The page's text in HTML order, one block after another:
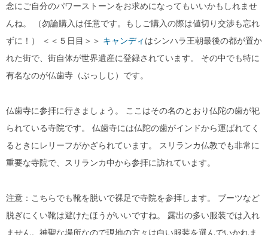
念にご自分のパワーストーンをお求めになってもいいかもしれませ
んね。 （勿論購入は任意です。もしご購入の際は値切り交渉も忘れ
ずに！） ＜＜５日目＞＞ キャンディ はシンハラ王朝最後の都が置か
れた街で、街自体が世界遺産に登録されています。 その中でも特に
有名なのが仏歯寺（ぶっしじ）です。
仏歯寺に参拝に行きましょう。 ここはその名のとおり仏陀の歯が祀
られている寺院です。 仏歯寺には仏陀の歯がインドから運ばれてく
るときにレリーフがかざられています。 スリランカ仏教でも非常に
重要な寺院で、スリランカ中から参拝に訪れています。
注意：こちらでも靴を脱いで裸足で寺院を参拝します。 ブーツなど
脱ぎにくい靴は避けたほうがいいですね。 露出の多い服装では入れ
ません。神聖な場所なので現地の方々は白い服装を選んでいかれま